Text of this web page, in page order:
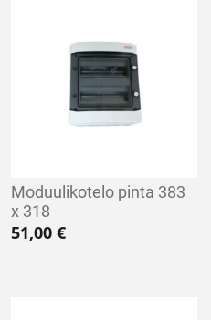
Moduulikotelo pinta 383
x 318
51,00 €